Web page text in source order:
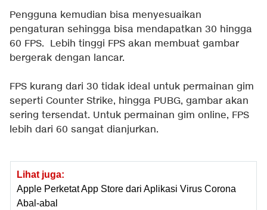
Pengguna kemudian bisa menyesuaikan
pengaturan sehingga bisa mendapatkan 30 hingga
60 FPS. Lebih tinggi FPS akan membuat gambar
bergerak dengan lancar.
FPS kurang dari 30 tidak ideal untuk permainan gim
seperti Counter Strike, hingga PUBG, gambar akan
sering tersendat. Untuk permainan gim online, FPS
lebih dari 60 sangat dianjurkan.
Lihat juga:
Apple Perketat App Store dari Aplikasi Virus Corona
Abal-abal